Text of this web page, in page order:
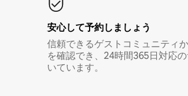
安心して予約しましょう
信頼できるゲストコミュニティ
を確認でき、24時間365日対応
いています。